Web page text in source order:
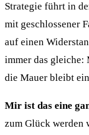
Strategie führt in
mit geschlossener
auf einen
immer das gleiche:
die Mauer bleibt
Mir ist das eine
zum Glück werden